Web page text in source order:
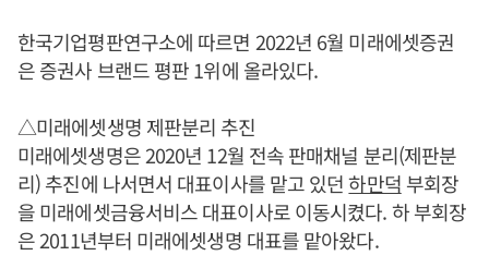
한국기업평판연구소에 따르면 2022년 6월 미래에셋증권
은 증권사 브랜드 평판 1위에 올라있다.
△미래에셋생명 제판분리 추진
미래에셋생명은 2020년 12월 전속 판매채널 분리(제판분
리) 추진에 나서면서 대표이사를 맡고 있던하만덕부회장
을 미래에셋금융서비스 대표이사로 이동시켰다. 하 부회장
은 2011년부터 미래에셋생명 대표를 맡아왔다.